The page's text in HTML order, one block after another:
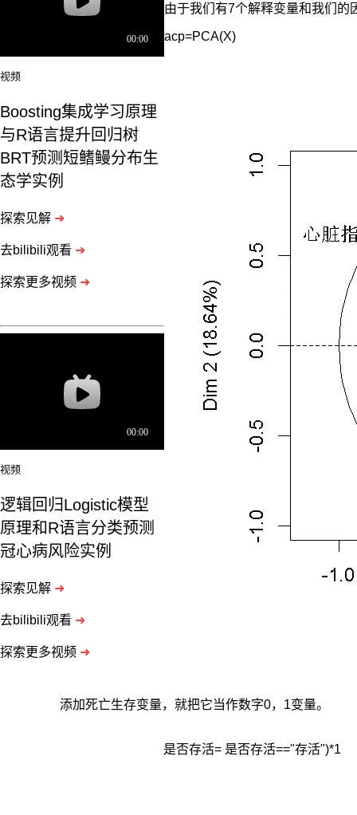
视频
Boosting集成学习原理
与R语言提升回归树
BRT预测短鳍鳗分布生
态学实例
探索见解 ➜
去bilibili观看 ➜
探索更多视频 ➜
视频
逻辑回归Logistic模型
原理和R语言分类预测
冠心病风险实例
探索见解 ➜
去bilibili观看 ➜
探索更多视频 ➜
由于我们有7个解释变量和我们
acp=PCA(X)
添加死亡生存变量，就把它当作数字0，1变量。
是否存活= 是否存活=="存活")*1